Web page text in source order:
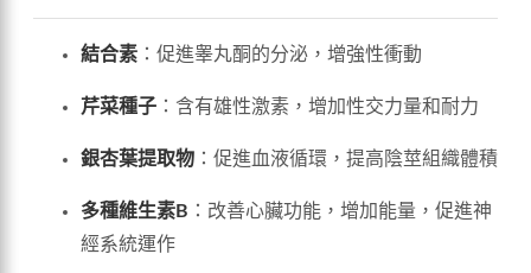
結合素 ：促進睾丸酮的分泌，增強性衝動
芹菜種子 ：含有雄性激素，增加性交力量和耐力
銀杏葉提取物 ：促進血液循環，提高陰莖組織體積
多種維生素B ：改善心臟功能，增加能量，促進神
經系統運作